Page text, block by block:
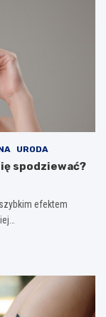
URODA
spodziewać?
efektem